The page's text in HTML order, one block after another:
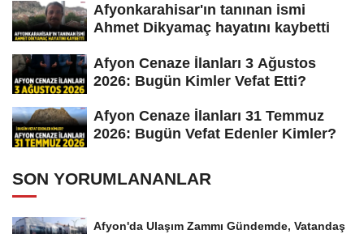
Afyonkarahisar'ın tanınan ismi
Ahmet Dikyamaç hayatını kaybetti
Afyon Cenaze İlanları 3 Ağustos
2026: Bugün Kimler Vefat Etti?
Afyon Cenaze İlanları 31 Temmuz
2026: Bugün Vefat Edenler Kimler?
SON YORUMLANANLAR
Afyon'da Ulaşım Zammı Gündemde, Vatandaş